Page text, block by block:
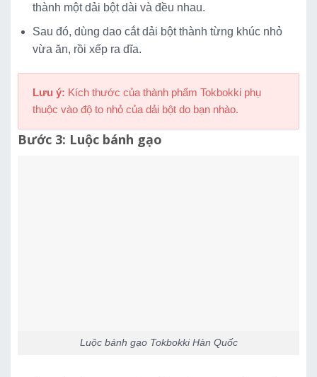
thành một dải bột dài và đều nhau.
Sau đó, dùng dao cắt dải bột thành từng khúc nhỏ
vừa ăn, rồi xếp ra dĩa.
Lưu ý: Kích thước của thành phẩm Tokbokki phụ
thuộc vào độ to nhỏ của dải bột do bạn nhào.
Bước 3: Luộc bánh gạo
Luộc bánh gạo Tokbokki Hàn Quốc